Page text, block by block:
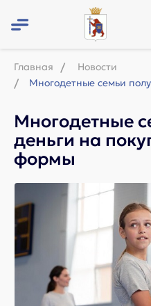
Главная
Новости
Многодетные
деньги на
формы